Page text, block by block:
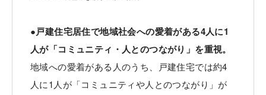
●戸建住宅居住で地域社会への愛着がある4人に1
人が「コミュニティ・人とのつながり」を重視。
地域への愛着がある人のうち、戸建住宅では約4
人に1人が「コミュニティや人とのつながり」が